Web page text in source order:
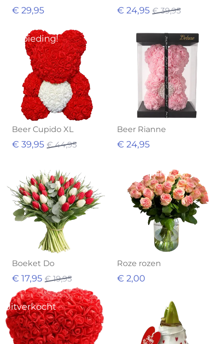
€ 29,95 € 24,95 € 39,95
Aanbieding!
Beer Cupido XL
€ 39,95 € 44,95
Beer Rianne
€ 24,95
Uitverkocht
Boeket Do
€ 17,95 € 19,95
Uitverkocht
Roze rozen
€ 2,00
Uitverkocht Uitverkocht